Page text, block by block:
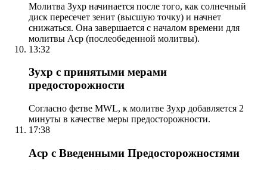
Молитва Зухр начинается после того, как солнечный
диск пересечет зенит (высшую точку) и начнет
снижаться. Она завершается с началом времени для
молитвы Аср (послеобеденной молитвы).
13:32
Зухр с принятыми мерами
предосторожности
Согласно фетве MWL, к молитве Зухр добавляется 2
минуты в качестве меры предосторожности.
17:38
Аср с Введенными Предосторожностями